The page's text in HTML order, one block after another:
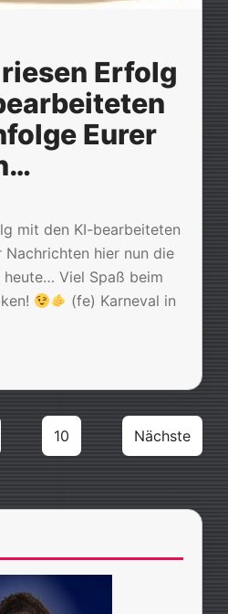
Erfolg
Eurer
mit den KI-bearbeiteten
hier nun die
Viel Spaß beim
(fe) Karneval in
10 Nächste